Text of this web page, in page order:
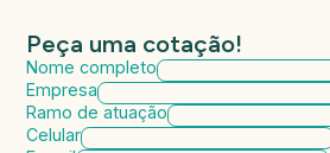
Peça uma cotação!
Nome completo
Empresa
Ramo de atuação
Celular